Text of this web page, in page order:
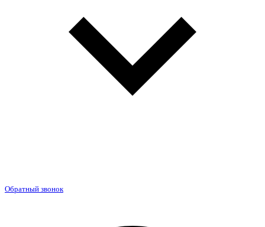
Обратный звонок